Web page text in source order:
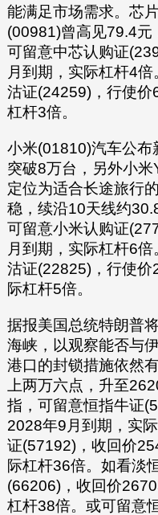
能满足市场需求。芯
(00981)曾高见79.4元
可留意中芯认购证
月到期，实际杠杆4
沽证(24259)，行使
杠杆3倍。
小米(01810)汽车公
突破8万台，另外小米
定位为适合长途旅行
稳，续沿10天线约
可留意小米认购证
月到期，实际杠杆6
沽证(22825)，行使
际杠杆5倍。
据报美国总统特朗普
海峡，以观察能否与
港口的封锁措施依然
上两万六点，升至
指，可留意恒指牛证
2028年9月到期，实
证(57192)，收回价
际杠杆36倍。如看淡
(66206)，收回价
杠杆38倍。或可留意